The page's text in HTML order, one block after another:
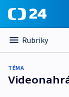
Rubriky
TÉMA